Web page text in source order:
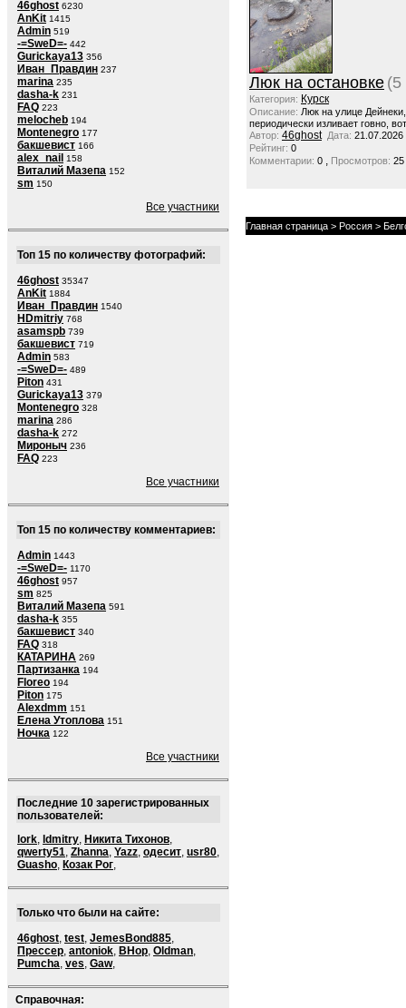
46ghost 6230
AnKit 1415
Admin 519
-=SweD=- 442
Gurickaya13 356
Иван_Правдин 237
marina 235
dasha-k 231
FAQ 223
melocheb 194
Montenegro 177
бакшевист 166
alex_nail 158
Виталий Мазепа 152
sm 150
Все участники
Топ 15 по количеству фотографий:
46ghost 35347
AnKit 1884
Иван_Правдин 1540
HDmitriy 768
asamspb 739
бакшевист 719
Admin 583
-=SweD=- 489
Piton 431
Gurickaya13 379
Montenegro 328
marina 286
dasha-k 272
Мироныч 236
FAQ 223
Все участники
Топ 15 по количеству комментариев:
Admin 1443
-=SweD=- 1170
46ghost 957
sm 825
Виталий Мазепа 591
dasha-k 355
бакшевист 340
FAQ 318
КАТАРИНА 269
Партизанка 194
Floreo 194
Piton 175
Alexdmm 151
Елена Утоплова 151
Ночка 122
Все участники
Последние 10 зарегистрированных
пользователей:
lork, ldmitry, Никита Тихонов,
qwerty51, Zhanna, Yazz, одесит, usr80,
Guasho, Козак Рог,
Только что были на сайте:
46ghost, test, JemesBond885,
Прессер, antoniok, BHop, Oldman,
Pumcha, ves, Gaw,
Справочная:
Люк на остановке (5
Категория: Курск
Описание: Люк на улице
периодически изливает говно,
Автор: 46ghost Дата: 21.07.2026
Рейтинг: 0
Комментарии: 0 , Просмотров: 25
Главная страница > Россия >